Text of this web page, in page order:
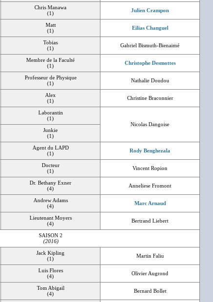
Chris Manawa
(1)
Julien Crampon
Matt
(1)
Eilias Changuel
Tobias
(1)
Gabriel Bismuth-Bienaimé
Membre de la Faculté
(1)
Christophe Desmottes
Professeur de Physique
(1)
Nathalie Doudou
Alex
(1)
Christine Braconnier
Laborantin
(1)
Nicolas Dangoise
Junkie
(1)
Agent du LAPD
(1)
Rody Benghezala
Docteur
(1)
Vincent Ropion
Dr. Bethany Exner
(4)
Anneliese Fromont
Andrew Adams
(4)
Marc Arnaud
Lieutenant Moyers
(4)
Bertrand Liebert
SAISON 2
(2016)
Jack Kipling
(1)
Martin Faliu
Luis Flores
(4)
Olivier Augrond
Tom Abigail
(4)
Bernard Bollet